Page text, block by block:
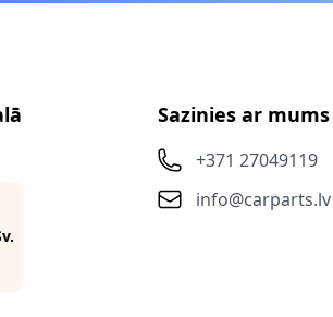
Sazinies ar mums
+371 27049119
info@carparts.lv